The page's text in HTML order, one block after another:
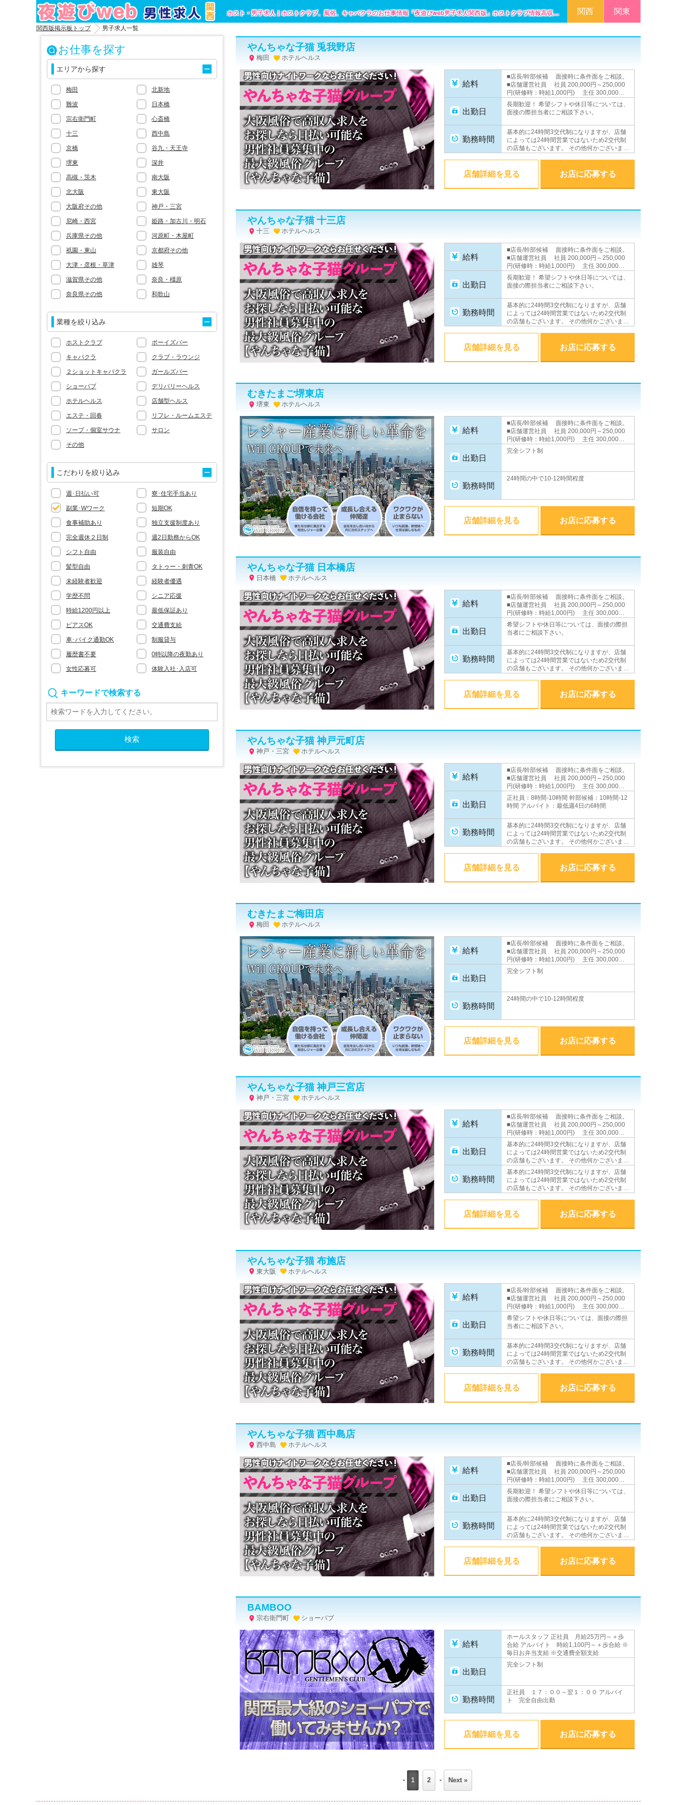
ホスト・男子求人｜ホストクラブ、風俗、キャバクラのお仕事情報「夜遊びweb男子求人関西版」ホストクラブ情報高収入アルバイト情報 関西 関東
関西版掲示板トップ 男子求人一覧
お仕事を探す
エリアから探す 
梅田 北新地
難波 日本橋
宗右衛門町 心斎橋
十三 西中島
京橋 谷九・天王寺
堺東 深井
高槻・茨木 南大阪
北大阪 東大阪
大阪府その他 神戸・三宮
尼崎・西宮 姫路・加古川・明石
兵庫県その他 河原町・木屋町
祇園・東山 京都府その他
大津・彦根・草津 雄琴
滋賀県その他 奈良・橿原
奈良県その他 和歌山
業種を絞り込み 
ホストクラブ ボーイズバー
キャバクラ クラブ・ラウンジ
２ショットキャバクラ ガールズバー
ショーパブ デリバリーヘルス
ホテルヘルス 店舗型ヘルス
エステ・回春 リフレ・ルームエステ
ソープ・個室サウナ サロン
その他
こだわりを絞り込み 
週･日払い可 寮･住宅手当あり
副業･Wワーク 短期OK
食事補助あり 独立支援制度あり
完全週休２日制 週2日勤務からOK
シフト自由 服装自由
髪型自由 タトゥー・刺青OK
未経験者歓迎 経験者優遇
学歴不問 シニア応援
時給1200円以上 最低保証あり
ピアスOK 交通費支給
車･バイク通勤OK 制服貸与
履歴書不要 0時以降の夜勤あり
女性応募可 体験入社･入店可
キーワードで検索する
やんちゃな子猫 兎我野店
 梅田  ホテルヘルス
給料
■店長/幹部候補 面接時に条件面をご相談。
■店舗運営社員 社員 200,000円～250,000
円(研修時：時給1,000円) 主任 300,000円
以上 副店長 350,000円以上 店長
500,000円＋歩合(平均月収100～200万円) ■
店舗運営アルバイト 時給1,000円 ■WEBス
タッフ 月給230,000円以上(研修時：時給
1,000円) ★昇進・昇給随時あり★
出勤日
長期歓迎！ 希望シフトや休日等については、
面接の際担当者にご相談下さい。
勤務時間
基本的に24時間3交代制になりますが、店舗
によっては24時間営業ではないため2交代制
の店舗もございます。 その他何かございまし
店舗詳細を見る お店に応募する
やんちゃな子猫 十三店
 十三  ホテルヘルス
給料
■店長/幹部候補 面接時に条件面をご相談。
■店舗運営社員 社員 200,000円～250,000
円(研修時：時給1,000円) 主任 300,000円
以上 副店長 350,000円以上 店長
500,000円＋歩合(平均月収100～200万円) ■
店舗運営アルバイト 時給1,000円 ■WEBス
タッフ 月給230,000円以上(研修時：時給
1,000円) ★昇進・昇給随時あり★
出勤日
長期歓迎！ 希望シフトや休日等については、
面接の際担当者にご相談下さい。
勤務時間
基本的に24時間3交代制になりますが、店舗
によっては24時間営業ではないため2交代制
の店舗もございます。 その他何かございまし
店舗詳細を見る お店に応募する
むきたまご堺東店
 堺東  ホテルヘルス
給料
■店長/幹部候補 面接時に条件面をご相談。
■店舗運営社員 社員 200,000円～250,000
円(研修時：時給1,000円) 主任 300,000円
以上 副店長 350,000円以上 店長
500,000円＋歩合(平均月収100～200万円) ■
タッフ 月給230,000円以上(研修時：時給
1,000円) ★昇進・昇給随時あり★
出勤日
完全シフト制
勤務時間
24時間の中で10-12時間程度
店舗詳細を見る お店に応募する
やんちゃな子猫 日本橋店
 日本橋  ホテルヘルス
給料
■店長/幹部候補 面接時に条件面をご相談。
■店舗運営社員 社員 200,000円～250,000
円(研修時：時給1,000円) 主任 300,000円
以上 副店長 350,000円以上 店長
500,000円＋歩合(平均月収100～200万円) ■
店舗運営アルバイト 時給1,000円 ★昇進・
昇給随時あり★
出勤日
希望シフトや休日等については、面接の際担
当者にご相談下さい。
勤務時間
基本的に24時間3交代制になりますが、店舗
によっては24時間営業ではないため2交代制
の店舗もございます。 その他何かございまし
店舗詳細を見る お店に応募する
やんちゃな子猫 神戸元町店
 神戸・三宮  ホテルヘルス
給料
■店長/幹部候補 面接時に条件面をご相談。
■店舗運営社員 社員 200,000円～250,000
円(研修時：時給1,000円) 主任 300,000円
以上 副店長 350,000円以上 店長
500,000円＋歩合(平均月収100～200万円) ■
店舗運営アルバイト 時給1,000円 ■WEBス
タッフ 月給230,000円以上(研修時：時給
1,000円) ★昇進・昇給随時あり★
出勤日
正社員：8時間-10時間 幹部候補：10時間-12
時間 アルバイト：最低週4日の6時間
勤務時間
基本的に24時間3交代制になりますが、店舗
によっては24時間営業ではないため2交代制
の店舗もございます。 その他何かございまし
店舗詳細を見る お店に応募する
むきたまご梅田店
 梅田  ホテルヘルス
給料
■店長/幹部候補 面接時に条件面をご相談。
■店舗運営社員 社員 200,000円～250,000
円(研修時：時給1,000円) 主任 300,000円
以上 副店長 350,000円以上 店長
500,000円＋歩合(平均月収100～200万円) ■
タッフ 月給230,000円以上(研修時：時給
1,000円) ★昇進・昇給随時あり★
出勤日
完全シフト制
勤務時間
24時間の中で10-12時間程度
店舗詳細を見る お店に応募する
やんちゃな子猫 神戸三宮店
 神戸・三宮  ホテルヘルス
給料
■店長/幹部候補 面接時に条件面をご相談。
■店舗運営社員 社員 200,000円～250,000
円(研修時：時給1,000円) 主任 300,000円
以上 副店長 350,000円以上 店長
500,000円＋歩合(平均月収100～200万円) ■
店舗運営アルバイト 時給1,000円 ★昇進・
昇給随時あり★
出勤日
基本的に24時間3交代制になりますが、店舗
によっては24時間営業ではないため2交代制
の店舗もございます。 その他何かございまし
たら面接の際担当者にご相談下さい。
勤務時間
基本的に24時間3交代制になりますが、店舗
によっては24時間営業ではないため2交代制
の店舗もございます。 その他何かございまし
店舗詳細を見る お店に応募する
やんちゃな子猫 布施店
 東大阪  ホテルヘルス
給料
■店長/幹部候補 面接時に条件面をご相談。
■店舗運営社員 社員 200,000円～250,000
円(研修時：時給1,000円) 主任 300,000円
以上 副店長 350,000円以上 店長
500,000円＋歩合(平均月収100～200万円) ■
店舗運営アルバイト 時給1,000円 ■WEBス
タッフ 月給230,000円以上(研修時：時給
1,000円) ★昇進・昇給随時あり★
出勤日
希望シフトや休日等については、面接の際担
当者にご相談下さい。
勤務時間
基本的に24時間3交代制になりますが、店舗
によっては24時間営業ではないため2交代制
の店舗もございます。 その他何かございまし
店舗詳細を見る お店に応募する
やんちゃな子猫 西中島店
 西中島  ホテルヘルス
給料
■店長/幹部候補 面接時に条件面をご相談。
■店舗運営社員 社員 200,000円～250,000
円(研修時：時給1,000円) 主任 300,000円
以上 副店長 350,000円以上 店長
500,000円＋歩合(平均月収100～200万円) ■
店舗運営アルバイト 時給1,000円 ■WEBス
タッフ 月給230,000円以上(研修時：時給
1,000円) ★昇進・昇給随時あり★
出勤日
長期歓迎！ 希望シフトや休日等については、
面接の際担当者にご相談下さい。
勤務時間
基本的に24時間3交代制になりますが、店舗
によっては24時間営業ではないため2交代制
の店舗もございます。 その他何かございまし
店舗詳細を見る お店に応募する
BAMBOO
 宗右衛門町  ショーパブ
給料
ホールスタッフ 正社員 月給25万円～＋歩
合給 アルバイト 時給1,100円～＋歩合給 ※
毎日お弁当支給 ※交通費全額支給
出勤日
完全シフト制
勤務時間
正社員 １７：００～翌１：００ アルバイ
ト 完全自由出勤
店舗詳細を見る お店に応募する
- 1 2 - Next »